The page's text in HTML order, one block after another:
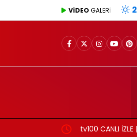
VİDEO GALERİ
tv100 CANLI